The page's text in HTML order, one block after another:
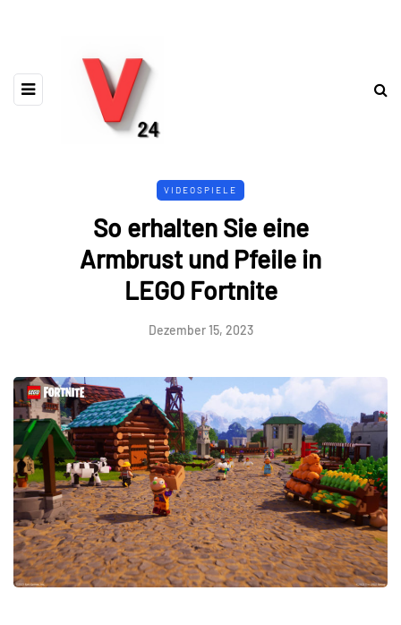
VIDEOSPIELE
So erhalten Sie eine
Armbrust und Pfeile in
LEGO Fortnite
Dezember 15, 2023